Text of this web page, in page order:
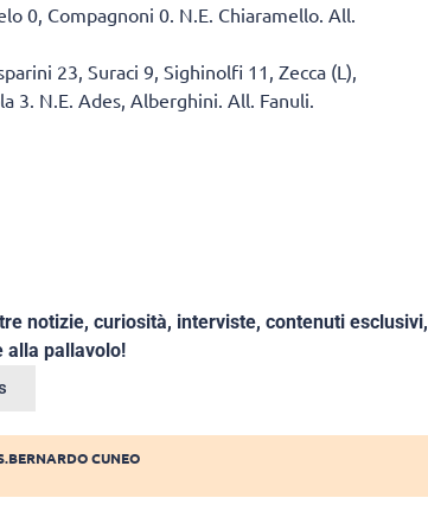
0, Compagnoni 0. N.E. Chiaramello. All.
23, Suraci 9, Sighinolfi 11, Zecca (L),
3. N.E. Ades, Alberghini. All. Fanuli.
notizie, curiosità, interviste, contenuti esclusivi,
alla pallavolo!
CUNEO